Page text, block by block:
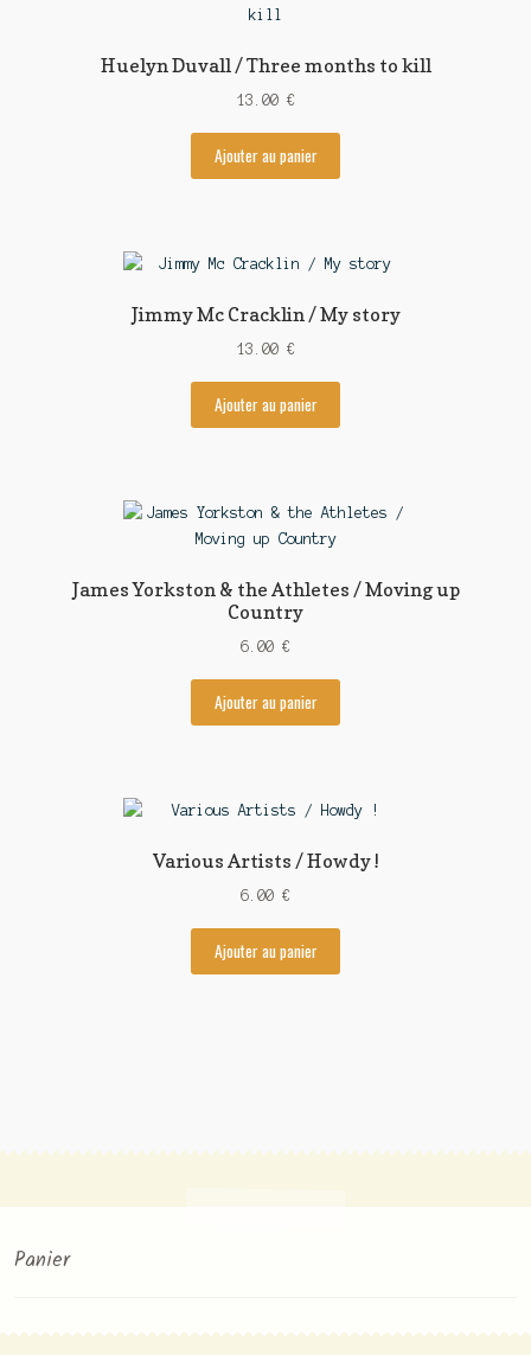
Huelyn Duvall / Three months to kill
13.00 €
Ajouter au panier
Jimmy Mc Cracklin / My story
13.00 €
Ajouter au panier
James Yorkston & the Athletes / Moving up
Country
6.00 €
Ajouter au panier
Various Artists / Howdy !
6.00 €
Ajouter au panier
Panier